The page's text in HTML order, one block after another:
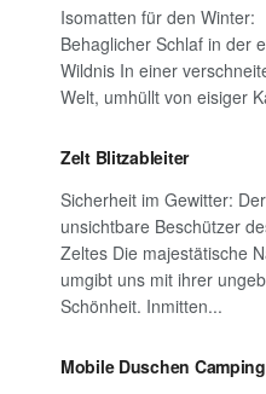
Isomatten für den Winter:
Behaglicher Schlaf in der
Wildnis In einer
Welt, umhüllt von eisiger
Zelt Blitzableiter
Sicherheit im Gewitter: Der
unsichtbare Beschützer
Zeltes Die majestätische
umgibt uns mit ihrer
Schönheit. Inmitten...
Mobile Duschen Camping